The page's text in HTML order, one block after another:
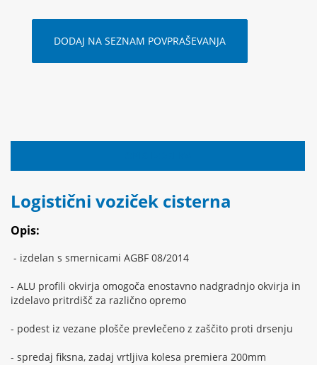
DODAJ NA SEZNAM POVPRAŠEVANJA
Logistični voziček cisterna
Opis:
- izdelan s smernicami AGBF 08/2014
- ALU profili okvirja omogoča enostavno nadgradnjo okvirja in
izdelavo pritrdišč za različno opremo
- podest iz vezane plošče prevlečeno z zaščito proti drsenju
- spredaj fiksna, zadaj vrtljiva kolesa premiera 200mm